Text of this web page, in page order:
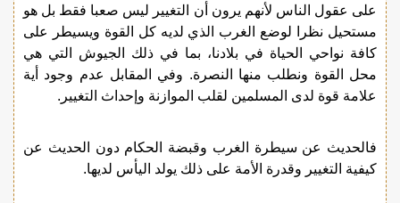
على عقول الناس لأنهم يرون أن التغيير ليس صعبا فقط بل هو
مستحيل نظرا لوضع الغرب الذي لديه كل القوة ويسيطر على
كافة نواحي الحياة في بلادنا، بما في ذلك الجيوش التي هي
محل القوة ونطلب منها النصرة. وفي المقابل عدم وجود أية
علامة قوة لدى المسلمين لقلب الموازنة وإحداث التغيير.
فالحديث عن سيطرة الغرب وقبضة الحكام دون الحديث عن
كيفية التغيير وقدرة الأمة على ذلك يولد اليأس لديها.